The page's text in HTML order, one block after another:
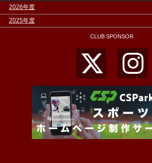
2026年度
2025年度
CLUB SPONSOR